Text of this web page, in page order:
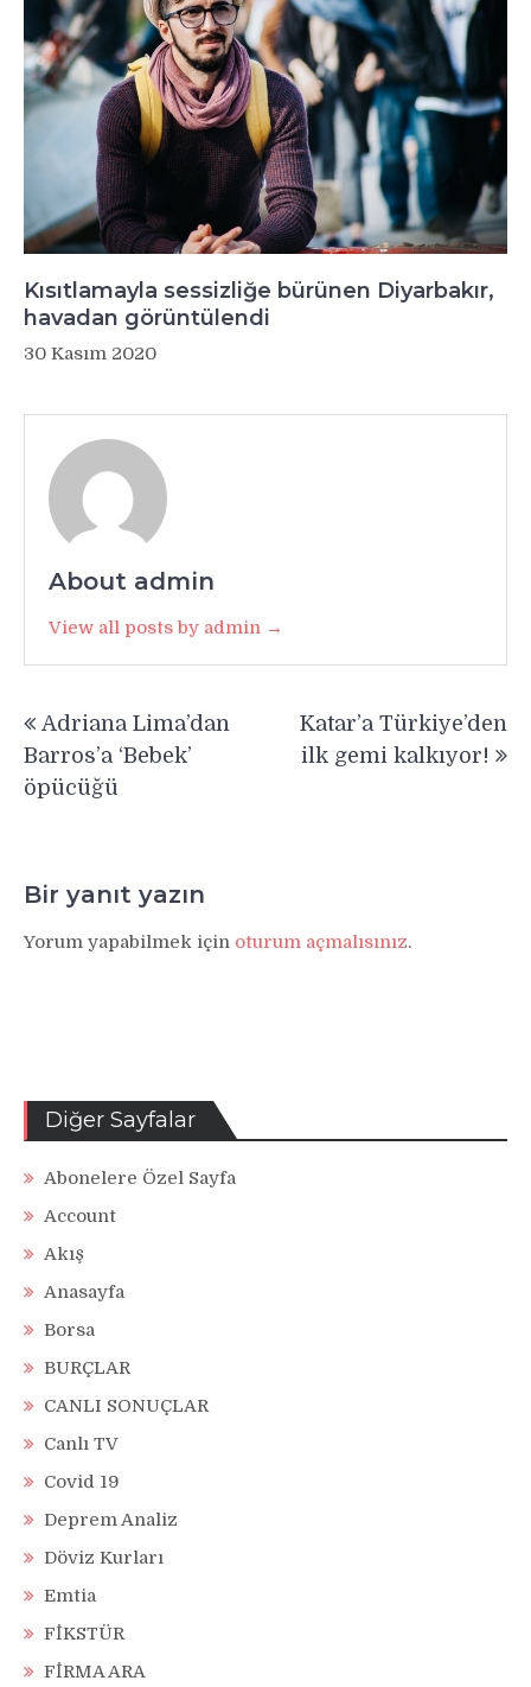
Kısıtlamayla sessizliğe bürünen Diyarbakır,
havadan görüntülendi
30 Kasım 2020
About admin
View all posts by admin →
gezinmesi
Adriana Lima’dan
Barros’a ‘Bebek’
öpücüğü
Katar’a Türkiye’den
ilk gemi kalkıyor!
Bir yanıt yazın
Yorum yapabilmek için oturum açmalısınız.
Diğer Sayfalar
Abonelere Özel Sayfa
Account
Akış
Anasayfa
Borsa
BURÇLAR
CANLI SONUÇLAR
Canlı TV
Covid 19
Deprem Analiz
Döviz Kurları
Emtia
FİKSTÜR
FİRMA ARA